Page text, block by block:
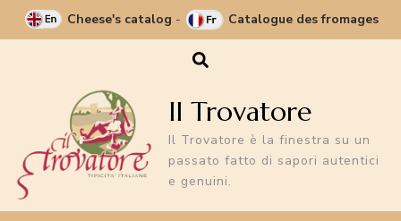
Cheese's catalog - Catalogue des fromages
Il Trovatore
Il Trovatore è la finestra su un
passato fatto di sapori autentici
e genuini.